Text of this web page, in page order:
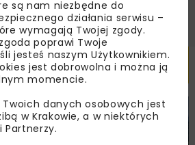
KOLEJ WIADOMOŚCI INWESTYCJE
są nam niezbędne do
działania serwisu –
wymagają Twojej zgody.
poprawi Twoje
jesteś naszym Użytkownikiem.
jest dobrowolna i można ją
momencie.
danych osobowych jest
w Krakowie, a w niektórych
Partnerzy.